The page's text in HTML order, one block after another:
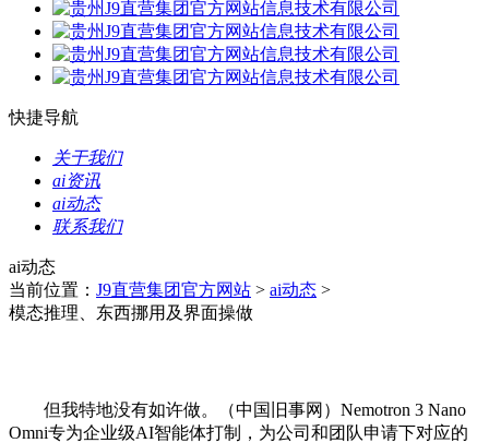
快捷导航
关于我们
ai资讯
ai动态
联系我们
ai动态
当前位置： J9直营集团官方网站 > ai动态 >
模态推理、东西挪用及界面操做
但我特地没有如许做。（中国旧事网）Nemotron 3 Nano
Omni专为企业级AI智能体打制，为公司和团队申请下对应的